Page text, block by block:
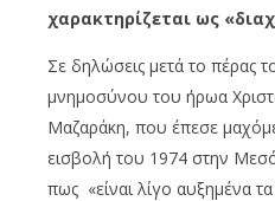
χαρακτηρίζεται ως
Σε δηλώσεις μετά το πέρας
μνημοσύνου του ήρωα
Μαζαράκη, που έπεσε
εισβολή του 1974 στην
πως «είναι λίγο αυξημένα